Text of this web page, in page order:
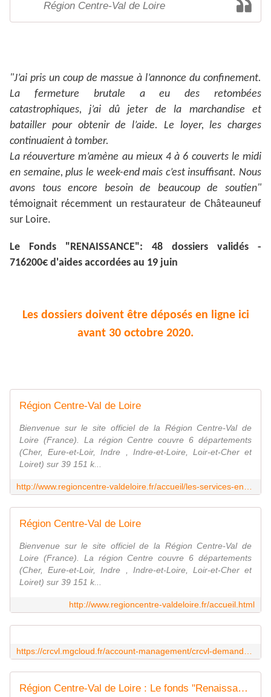
Région Centre-Val de Loire
"J’ai pris un coup de massue à l’annonce du confinement.
La fermeture brutale a eu des retombées
catastrophiques, j’ai dû jeter de la marchandise et
batailler pour obtenir de l’aide. Le loyer, les charges
continuaient à tomber.
La réouverture m’amène au mieux 4 à 6 couverts le midi
en semaine, plus le week-end mais c’est insuffisant. Nous
avons tous encore besoin de beaucoup de soutien"
témoignait récemment un restaurateur de Châteauneuf
sur Loire.
Le Fonds "RENAISSANCE": 48 dossiers validés -
716200€ d'aides accordées au 19 juin
Les dossiers doivent être déposés en ligne ici
avant 30 octobre 2020.
Région Centre-Val de Loire
Bienvenue sur le site officiel de la Région Centre-Val de
Loire (France). La région Centre couvre 6 départements
(Cher, Eure-et-Loir, Indre , Indre-et-Loire, Loir-et-Cher et
Loiret) sur 39 151 k...
Région Centre-Val de Loire
Bienvenue sur le site officiel de la Région Centre-Val de
Loire (France). La région Centre couvre 6 départements
(Cher, Eure-et-Loir, Indre , Indre-et-Loire, Loir-et-Cher et
Loiret) sur 39 151 k...
http://www.regioncentre-valdeloire.fr/accueil.html
Région Centre-Val de Loire : Le fonds "Renaissance" soutient les entreprises de moins de 20 salariés en complément d'autres dispositifs - VIVRE AUTREMENT VOS LOISIRS avec Clodelle